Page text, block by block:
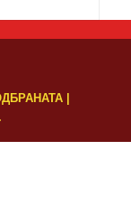
|